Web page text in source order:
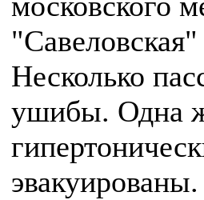
Несколько
ушибы. Одна
эвакуированы.